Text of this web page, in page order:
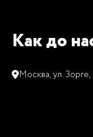
Как до
Москва, ул. Зорге,